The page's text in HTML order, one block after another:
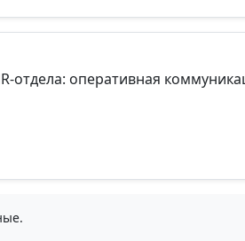
отдела: оперативная